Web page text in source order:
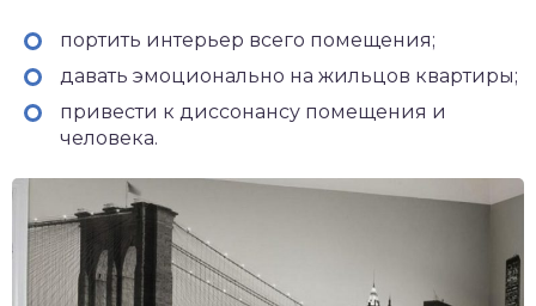
портить интерьер всего помещения;
давать эмоционально на жильцов квартиры;
привести к диссонансу помещения и
человека.